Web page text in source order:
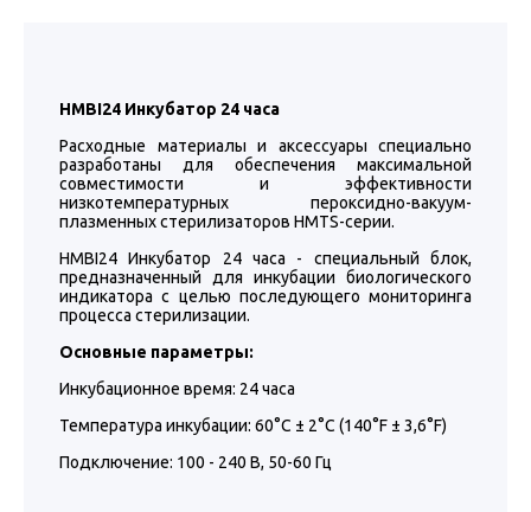
HMBI24 Инкубатор 24 часа
Расходные материалы и аксессуары специально
разработаны для обеспечения максимальной
совместимости и эффективности
низкотемпературных пероксидно-вакуум-
плазменных стерилизаторов HMTS-серии.
HMBI24 Инкубатор 24 часа - специальный блок,
предназначенный для инкубации биологического
индикатора с целью последующего мониторинга
процесса стерилизации.
Основные параметры:
Инкубационное время: 24 часа
Температура инкубации: 60°С ± 2°С (140°F ± 3,6°F)
Подключение: 100 - 240 В, 50-60 Гц